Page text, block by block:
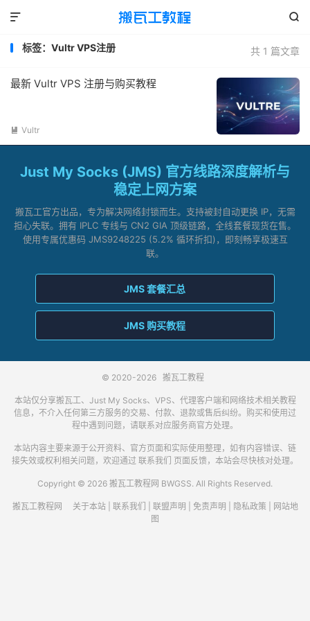


共 1 篇文章
标签：Vultr VPS注册
最新 Vultr VPS 注册与购买教程
 Vultr
Just My Socks (JMS) 官方线路深度解析与
稳定上网方案
搬瓦工官方出品，专为解决网络封锁而生。支持被封自动更换 IP，无需
担心失联。拥有 IPLC 专线与 CN2 GIA 顶级链路，全线套餐现货在售。
使用专属优惠码 JMS9248225 (5.2% 循环折扣)，即刻畅享极速互
联。
JMS 套餐汇总
JMS 购买教程
© 2020-2026 搬瓦工教程
本站仅分享搬瓦工、Just My Socks、VPS、代理客户端和网络技术相关教程
信息，不介入任何第三方服务的交易、付款、退款或售后纠纷。购买和使用过
程中遇到问题，请联系对应服务商官方处理。
本站内容主要来源于公开资料、官方页面和实际使用整理，如有内容错误、链
接失效或权利相关问题，欢迎通过 联系我们 页面反馈，本站会尽快核对处理。
Copyright © 2026 搬瓦工教程网 BWGSS. All Rights Reserved.
搬瓦工教程网 关于本站| 联系我们 联盟声明 免责声明 隐私政策
网站地
图